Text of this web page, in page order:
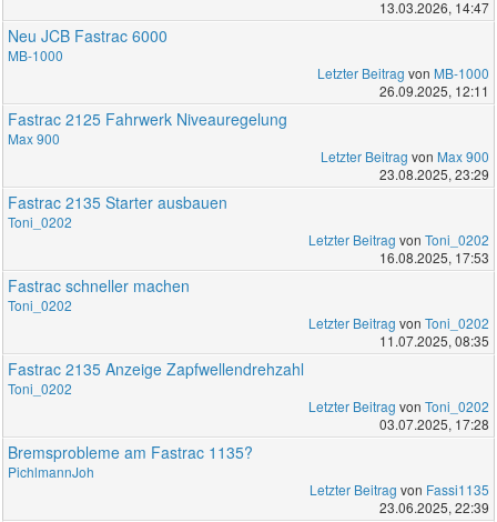
13.03.2026, 14:47
Neu JCB Fastrac 6000
MB-1000
Letzter Beitrag von MB-1000
26.09.2025, 12:11
Fastrac 2125 Fahrwerk Niveauregelung
Max 900
Letzter Beitrag von Max 900
23.08.2025, 23:29
Fastrac 2135 Starter ausbauen
Toni_0202
Letzter Beitrag von Toni_0202
16.08.2025, 17:53
Fastrac schneller machen
Toni_0202
Letzter Beitrag von Toni_0202
11.07.2025, 08:35
Fastrac 2135 Anzeige Zapfwellendrehzahl
Toni_0202
Letzter Beitrag von Toni_0202
03.07.2025, 17:28
Bremsprobleme am Fastrac 1135?
PichlmannJoh
Letzter Beitrag von Fassi1135
23.06.2025, 22:39